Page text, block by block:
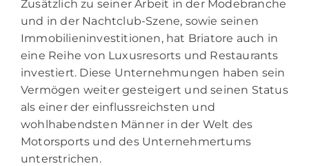
Zusätzlich zu seiner Arbeit in der Modebranche
und in der Nachtclub-Szene, sowie seinen
Immobilieninvestitionen, hat Briatore auch in
eine Reihe von Luxusresorts und Restaurants
investiert. Diese Unternehmungen haben sein
Vermögen weiter gesteigert und seinen Status
als einer der einflussreichsten und
wohlhabendsten Männer in der Welt des
Motorsports und des Unternehmertums
unterstrichen.